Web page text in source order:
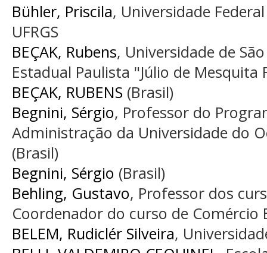
Bühler, Priscila, Universidade
UFRGS
BEÇAK, Rubens, Universidade de
Estadual Paulista "Júlio de Mesquita
BEÇAK, RUBENS (Brasil)
Begnini, Sérgio, Professor do
Administração da Universidade do
(Brasil)
Begnini, Sérgio (Brasil)
Behling, Gustavo, Professor dos
Coordenador do curso de Comércio
BELEM, Rudiclér Silveira,